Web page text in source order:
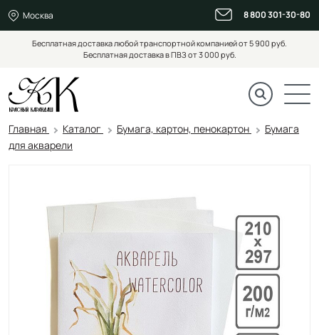
Москва 8 800 301-30-80
Бесплатная доставка любой транспортной компанией от 5 900 руб.
Бесплатная доставка в ПВЗ от 3 000 руб.
Главная Каталог Бумага, картон, пенокартон
Бумага
для акварели